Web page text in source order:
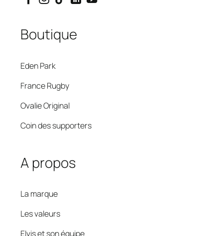
Boutique
Eden Park
France Rugby
Ovalie Original
Coin des supporters
A propos
La marque
Les valeurs
Elvis et son équipe